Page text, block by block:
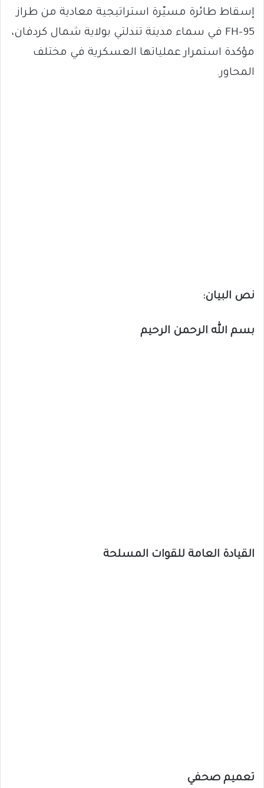
إسقاط طائرة مسيّرة استراتيجية معادية من طراز
FH-95 في سماء مدينة تندلتي بولاية شمال كردفان،
مؤكدة استمرار عملياتها العسكرية في مختلف
المحاور.
نص البيان:
بسم الله الرحمن الرحيم
القيادة العامة للقوات المسلحة
تعميم صحفي